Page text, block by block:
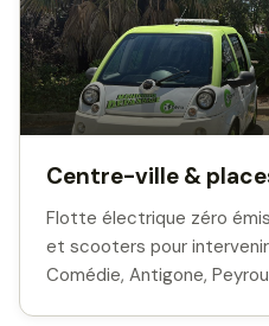
Centre-ville &
Flotte électrique zéro
et scooters pour
Comédie, Antigone,